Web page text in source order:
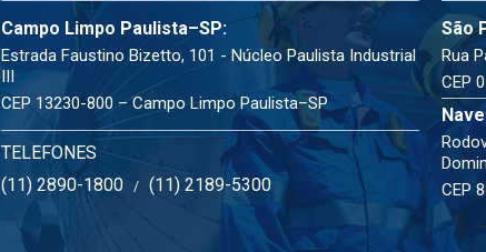
Campo Limpo Paulista–SP:
Estrada Faustino Bizetto, 101 - Núcleo Paulista Industrial
III
CEP 13230-800 – Campo Limpo Paulista–SP
TELEFONES
(11) 2890-1800 /(11) 2189-5300
São
Rua
CEP
CEP